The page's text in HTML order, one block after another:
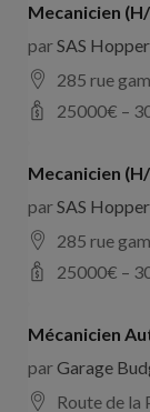
Mecanicien
parSAS Hopper
285 rue
25000€ –
Mecanicien
parSAS Hopper
285 rue
25000€ –
Mécanicien
parGarage
Route de la